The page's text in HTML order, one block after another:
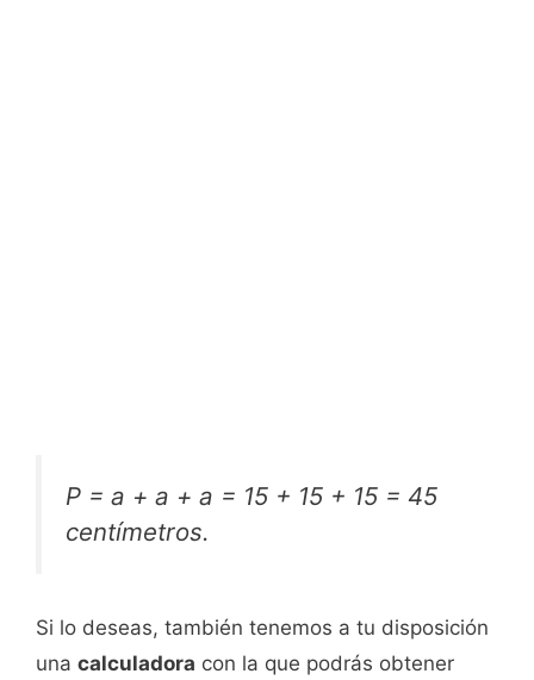
P = a + a + a = 15 + 15 + 15 = 45
centímetros.
Si lo deseas, también tenemos a tu disposición
una calculadora con la que podrás obtener